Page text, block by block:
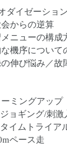
ダイゼーショ
からの逆算
の構成方
機序について
悩み／故
グアップ
/刺激入れ
トライア
ス走